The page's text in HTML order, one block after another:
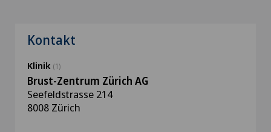
Kontakt
Klinik (1)
Brust-Zentrum Zürich AG
Seefeldstrasse 214
8008 Zürich